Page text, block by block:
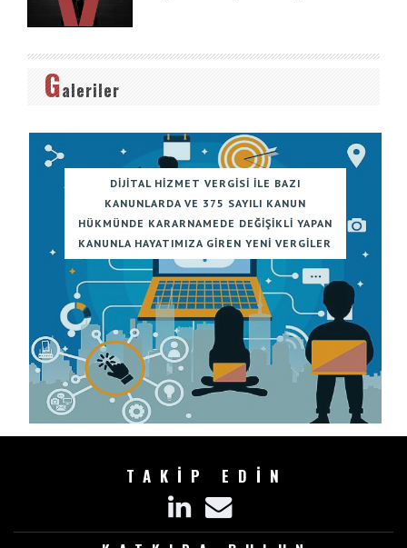
Galeriler
DIJITAL HIZMET VERGISI ILE BAZI
KANUNLARDA VE 375 SAYILI KANUN
HÜKMÜNDE KARARNAMEDE DEĞIŞIKLI YAPAN
KANUNLA HAYATIMIZA GIREN YENI VERGILER
TAKİP EDİN